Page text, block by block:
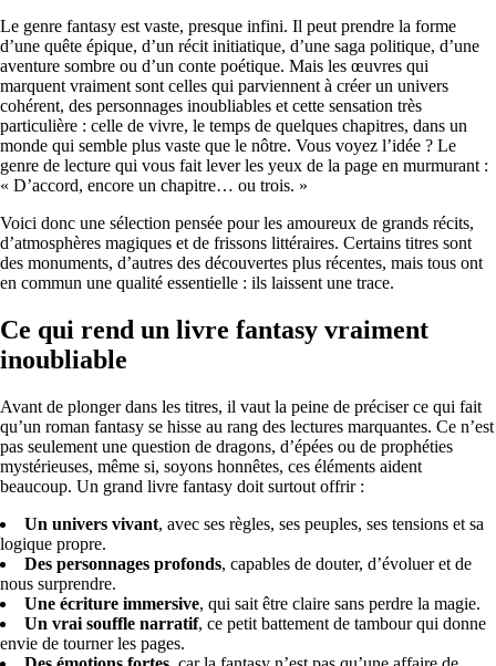
Le genre fantasy est vaste, presque infini. Il peut prendre la forme
d’une quête épique, d’un récit initiatique, d’une saga politique, d’une
aventure sombre ou d’un conte poétique. Mais les œuvres qui
marquent vraiment sont celles qui parviennent à créer un univers
cohérent, des personnages inoubliables et cette sensation très
particulière : celle de vivre, le temps de quelques chapitres, dans un
monde qui semble plus vaste que le nôtre. Vous voyez l’idée ? Le
genre de lecture qui vous fait lever les yeux de la page en murmurant :
« D’accord, encore un chapitre… ou trois. »
Voici donc une sélection pensée pour les amoureux de grands récits,
d’atmosphères magiques et de frissons littéraires. Certains titres sont
des monuments, d’autres des découvertes plus récentes, mais tous ont
en commun une qualité essentielle : ils laissent une trace.
Ce qui rend un livre fantasy vraiment
inoubliable
Avant de plonger dans les titres, il vaut la peine de préciser ce qui fait
qu’un roman fantasy se hisse au rang des lectures marquantes. Ce n’est
pas seulement une question de dragons, d’épées ou de prophéties
mystérieuses, même si, soyons honnêtes, ces éléments aident
beaucoup. Un grand livre fantasy doit surtout offrir :
Un univers vivant, avec ses règles, ses peuples, ses tensions et sa
logique propre.
Des personnages profonds, capables de douter, d’évoluer et de
nous surprendre.
Une écriture immersive, qui sait être claire sans perdre la magie.
Un vrai souffle narratif, ce petit battement de tambour qui donne
envie de tourner les pages.